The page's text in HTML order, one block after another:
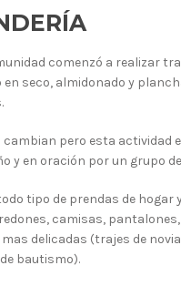
LAVANDERÍA
comenzó a realizar
en seco, almidonado y
cambian pero esta actividad
y en oración por un grupo
tipo de prendas de hogar
camisas,
delicadas (trajes de
bautismo).